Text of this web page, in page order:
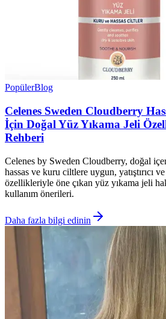
PopülerBlog
Celenes Sweden Cloudberry
İçin Doğal Yüz Yıkama Jeli
Rehberi
Celenes by Sweden Cloudberry, doğal
hassas ve kuru ciltlere uygun, yatıştırıcı
özellikleriyle öne çıkan yüz yıkama jeli
kullanım önerileri.
Daha fazla bilgi edinin